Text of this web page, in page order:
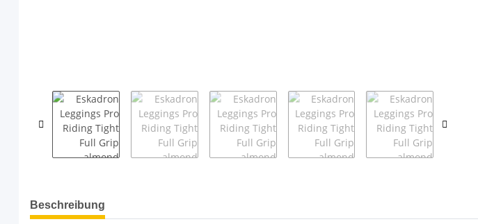
weitere Registerkarten anzeigen
Beschreibung